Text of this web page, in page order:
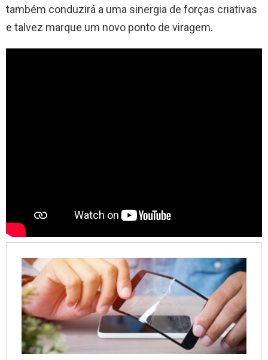
também conduzirá a uma sinergia de forças criativas
e talvez marque um novo ponto de viragem.